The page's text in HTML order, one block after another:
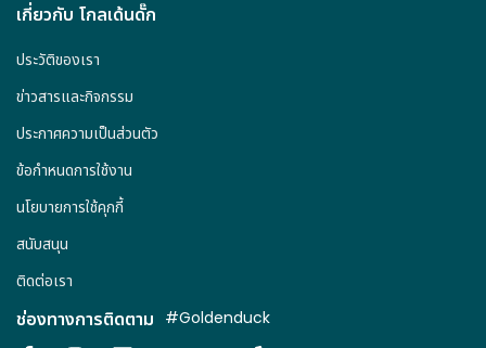
เกี่ยวกับ โกลเด้นดั๊ก
ประวัติของเรา
ข่าวสารและกิจกรรม
ประกาศความเป็นส่วนตัว
ข้อกำหนดการใช้งาน
นโยบายการใช้คุกกี้
สนับสนุน
ติดต่อเรา
ช่องทางการติดตาม #Goldenduck